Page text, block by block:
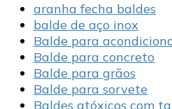
aranha fecha baldes
balde de aço inox
Balde para
Balde para concreto
Balde para grãos
Balde para sorvete
Baldes atóxicos com